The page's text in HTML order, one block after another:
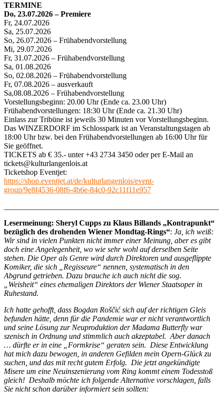
TERMINE
Do, 23.07.2026 – Premiere
Fr, 24.07.2026
Sa, 25.07.2026
So, 26.07.2026 – Frühabendvorstellung
Mi, 29.07.2026
Fr, 31.07.2026 – Frühabendvorstellung
Sa, 01.08.2026
So, 02.08.2026 – Frühabendvorstellung
Fr, 07.08.2026 – ausverkauft
Sa,08.08.2026 – Frühabendvorstellung
Vorstellungsbeginn: 20.00 Uhr (Ende ca. 23.00 Uhr)
Frühabendvorstellungen: 18:30 Uhr (Ende ca. 21.30 Uhr)
Einlass zur Tribüne ist jeweils 30 Minuten vor Vorstellungsbeginn.
Das WINZERDORF im Schlosspark ist an Veranstaltungstagen ab
18:00 Uhr bzw. bei den Frühabendvorstellungen ab 16:00 Uhr für
Sie geöffnet.
TICKETS ab € 35.- unter +43 2734 3450 oder per E-Mail an
tickets@kulturlangenlois.at
Ticketshop Eventjet:
https://shop.eventjet.at/de/kulturlangenlois/event-
group/9e8f4536-08f6-4b6e-84c0-92c11f11e957
Lesermeinung: Sheryl Cupps zu Klaus Billands „Kontrapunkt“
bezüglich des drohenden Wiener Mondtag-Rings“: Ja, ich weiß:
Wir sind in vielen Punkten nicht immer einer Meinung, aber es gibt
doch eine Angelegenheit, wo wie sehr wohl auf derselben Seite
stehen. Die Oper als Genre wird durch Direktoren und ausgeflippte
Komiker, die sich „Regisseure“ nennen, systematisch in den
Abgrund getrieben. Dazu brauche ich auch nicht die sog.
„Weisheit“ eines ehemaligen Direktors der Wiener Staatsoper in
Ruhestand.
Ich hatte gehofft, dass Bogdan Roščić sich auf der richtigen Gleis
befunden hätte, denn für die Pandemie war er nicht verantwortlich
und seine Lösung zur Neuproduktion der Madama Butterfly war
szenisch in Ordnung und stimmlich auch akzeptabel. Aber danach
… dürfte er in eine „Formkrise“ geraten sein. Diese Entwicklung
hat mich dazu bewogen, in anderen Gefilden mein Opern-Glück zu
suchen, und das mit recht gutem Erfolg. Die jetzt angekündigte
Misere um eine Neuinszenierung vom Ring kommt einem Todesstoß
gleich! Deshalb möchte ich folgende Alternative vorschlagen, falls
Sie nicht schon darüber informiert sein sollten: